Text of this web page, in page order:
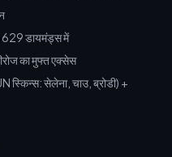
629 डायमंड्स में
का मुफ्त एक्सेस
स्किन्स: सेलेना, चाउ, ब्रोडी) +